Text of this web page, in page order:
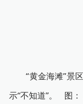
“黄金海滩”景区
示“不知道”。 图